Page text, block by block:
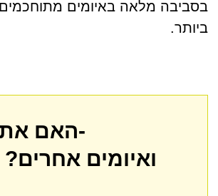
בסביבה מלאה באיומים מתוחכמים
ביותר.
האם אתה חושד שהמחשב שלך עשוי להיות נגוע ב-
ואיומים אחרים?